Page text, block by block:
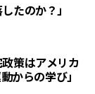
たのか？」
策はアメリカ
からの学び」